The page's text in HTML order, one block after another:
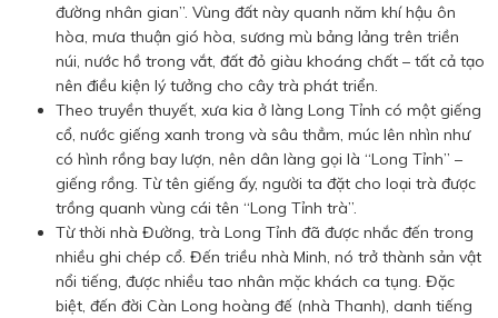
đường nhân gian”. Vùng đất này quanh năm khí hậu ôn
hòa, mưa thuận gió hòa, sương mù bảng lảng trên triền
núi, nước hồ trong vắt, đất đỏ giàu khoáng chất – tất cả tạo
nên điều kiện lý tưởng cho cây trà phát triển.
Theo truyền thuyết, xưa kia ở làng Long Tỉnh có một giếng
cổ, nước giếng xanh trong và sâu thẳm, múc lên nhìn như
có hình rồng bay lượn, nên dân làng gọi là “Long Tỉnh” –
giếng rồng. Từ tên giếng ấy, người ta đặt cho loại trà được
trồng quanh vùng cái tên “Long Tỉnh trà”.
Từ thời nhà Đường, trà Long Tỉnh đã được nhắc đến trong
nhiều ghi chép cổ. Đến triều nhà Minh, nó trở thành sản vật
nổi tiếng, được nhiều tao nhân mặc khách ca tụng. Đặc
biệt, đến đời Càn Long hoàng đế (nhà Thanh), danh tiếng